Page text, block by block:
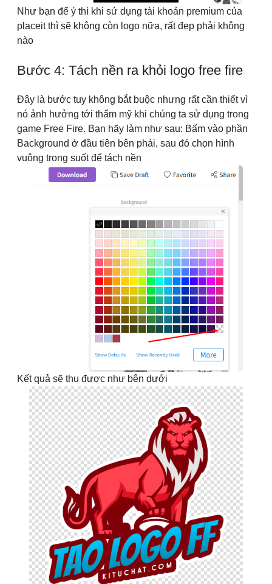
Như bạn để ý thì khi sử dụng tài khoản premium của
placeit thì sẽ không còn logo nữa, rất đẹp phải không
nào
Bước 4: Tách nền ra khỏi logo free fire
Đây là bước tuy không bắt buộc nhưng rất cần thiết vì
nó ảnh hưởng tới thẩm mỹ khi chúng ta sử dụng trong
game Free Fire. Bạn hãy làm như sau: Bấm vào phần
Background ở đầu tiên bên phải, sau đó chọn hình
vuông trong suốt để tách nền
Kết quả sẽ thu được như bên dưới